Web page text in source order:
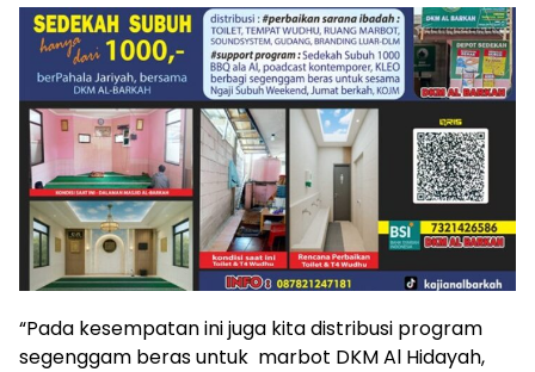
“Pada kesempatan ini juga kita distribusi program
segenggam beras untuk marbot DKM Al Hidayah,